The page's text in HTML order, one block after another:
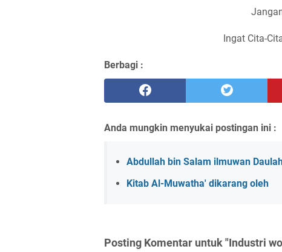
Ingat Cita-
Berbagi :
Anda mungkin menyukai postingan ini :
Abdullah bin Salam ilmuwan
Kitab Al-Muwatha' dikarang oleh
Posting Komentar untuk "Industri